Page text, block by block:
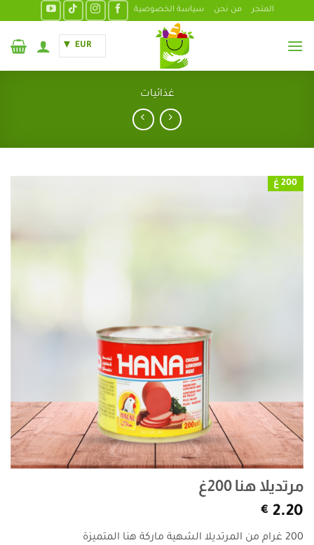
المتجر من نحن سياسة الخصوصية
EUR
غذائيات
200 غ
مرتديلا هنا 200غ
2.20
€
200 غرام من المرتديلا الشهية ماركة هنا المتميزة